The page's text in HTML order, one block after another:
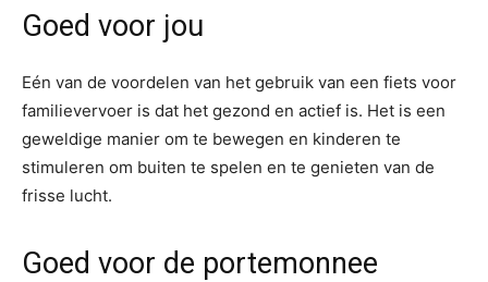
Goed voor jou
Eén van de voordelen van het gebruik van een fiets voor
familievervoer is dat het gezond en actief is. Het is een
geweldige manier om te bewegen en kinderen te
stimuleren om buiten te spelen en te genieten van de
frisse lucht.
Goed voor de portemonnee